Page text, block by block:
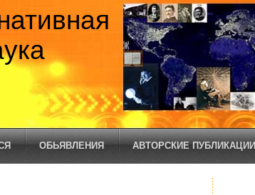
ОБЬЯВЛЕНИЯ АВТОРСКИЕ ПУБЛИКАЦИИ